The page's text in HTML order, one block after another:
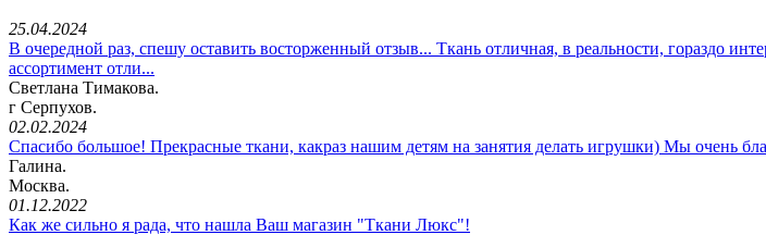
25.04.2024
В очередной раз, спешу оставить восторженный отзыв... Ткань отличная, в реальности, гораздо
ассортимент отли...
Светлана Тимакова.
г Серпухов.
02.02.2024
Спасибо большое! Прекрасные ткани, какраз нашим детям на занятия делать игрушки) Мы очень
Галина.
Москва.
01.12.2022
Как же сильно я рада, что нашла Ваш магазин "Ткани Люкс"!